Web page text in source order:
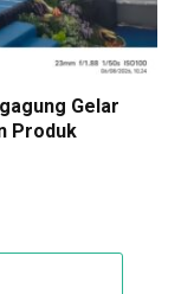
Gelar
Produk